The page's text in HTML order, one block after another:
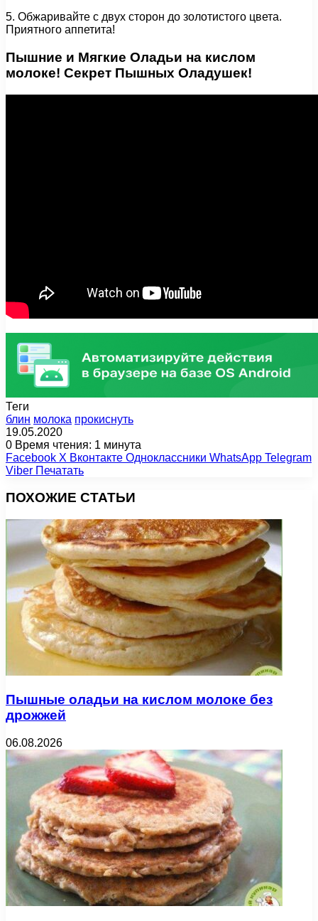
5. Обжаривайте с двух сторон до золотистого цвета.
Приятного аппетита!
Пышние и Мягкие Оладьи на кислом
молоке! Секрет Пышных Оладушек!
Теги
блин молока прокиснуть
19.05.2020
0 Время чтения: 1 минута
Facebook X Вконтакте Одноклассники WhatsApp Telegram
Viber Печатать
ПОХОЖИЕ СТАТЬИ
Пышные оладьи на кислом молоке без
дрожжей
06.08.2026